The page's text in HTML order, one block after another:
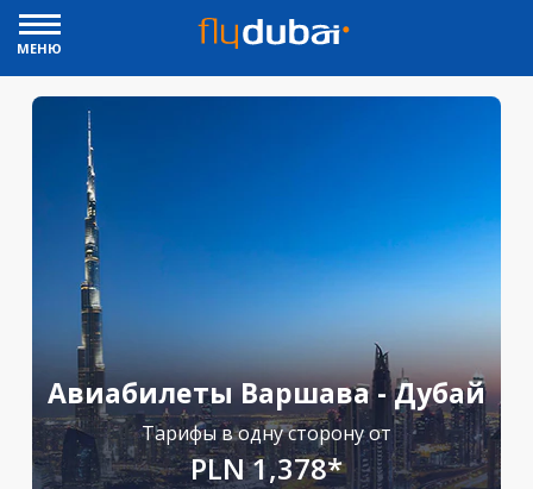
МЕНЮ
Авиабилеты Варшава - Дубай
Тарифы в одну сторону от
PLN 1,378*